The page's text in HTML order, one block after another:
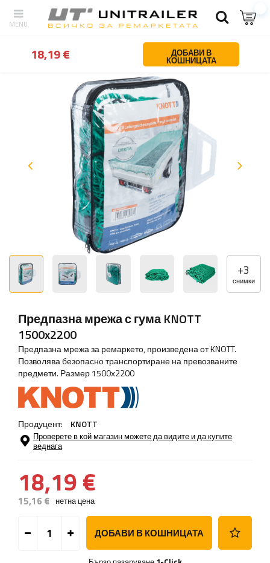
обратно У дома Обезопасяване на товара Мрежи за транспорт
+3
снимки
Предпазна мрежа с гума KNOTT
1500x2200
Предпазна мрежа за ремаркето, произведена от KNOTT.
Позволява безопасно транспортиране на превозваните
предмети. Размер 1500х2200
Продуцент: KNOTT
Проверете в кой магазин можете да видите и да купите
веднага
18,19 €
15,16 € нетна цена
ДОБАВИ В КОШНИЦАТА
18,19 € ДОБАВИ В
КОШНИЦАТА